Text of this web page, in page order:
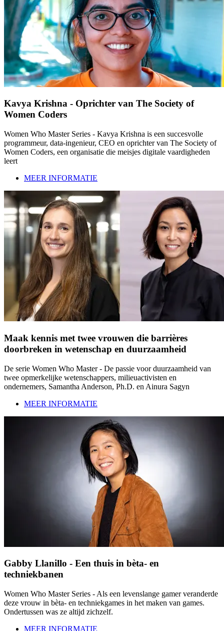
Kavya Krishna - Oprichter van The Society of
Women Coders
Women Who Master Series - Kavya Krishna is een succesvolle
programmeur, data-ingenieur, CEO en oprichter van The Society of
Women Coders, een organisatie die meisjes digitale vaardigheden
leert
MEER INFORMATIE
Maak kennis met twee vrouwen die barrières
doorbreken in wetenschap en duurzaamheid
De serie Women Who Master - De passie voor duurzaamheid van
twee opmerkelijke wetenschappers, milieuactivisten en
ondernemers, Samantha Anderson, Ph.D. en Ainura Sagyn
MEER INFORMATIE
Gabby Llanillo - Een thuis in bèta- en
techniekbanen
Women Who Master Series - Als een levenslange gamer veranderde
deze vrouw in bèta- en techniekgames in het maken van games.
Ondertussen was ze altijd zichzelf.
MEER INFORMATIE